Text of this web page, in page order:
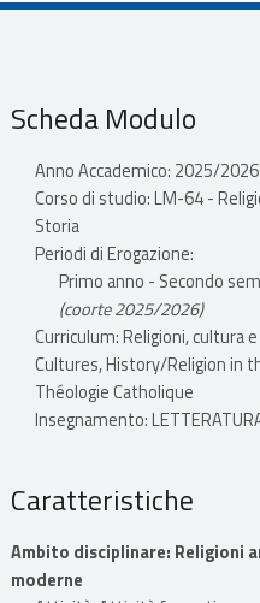
Scheda Modulo
Anno Accademico: 2025/2026
Corso di studio: LM-64 -
Storia
Periodi di Erogazione:
Primo anno - Secondo
(coorte 2025/2026)
Curriculum: Religioni, cultura
Cultures, History/Religion in
Théologie Catholique
Insegnamento:
Caratteristiche
Ambito disciplinare: Religioni
moderne